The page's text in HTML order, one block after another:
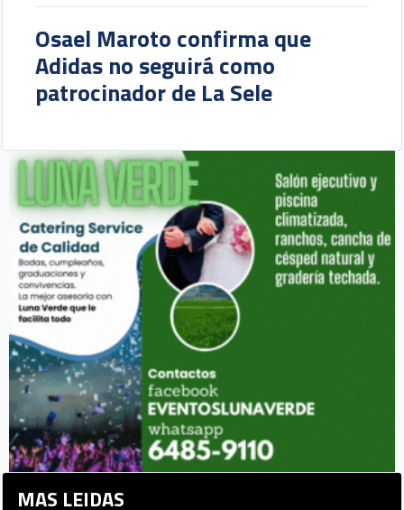
Osael Maroto confirma que
Adidas no seguirá como
patrocinador de La Sele
MAS LEIDAS